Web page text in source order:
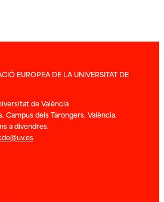
EUROPEA DE LA UNIVERSITAT DE
de València
Campus dels Tarongers. València.
a divendres.